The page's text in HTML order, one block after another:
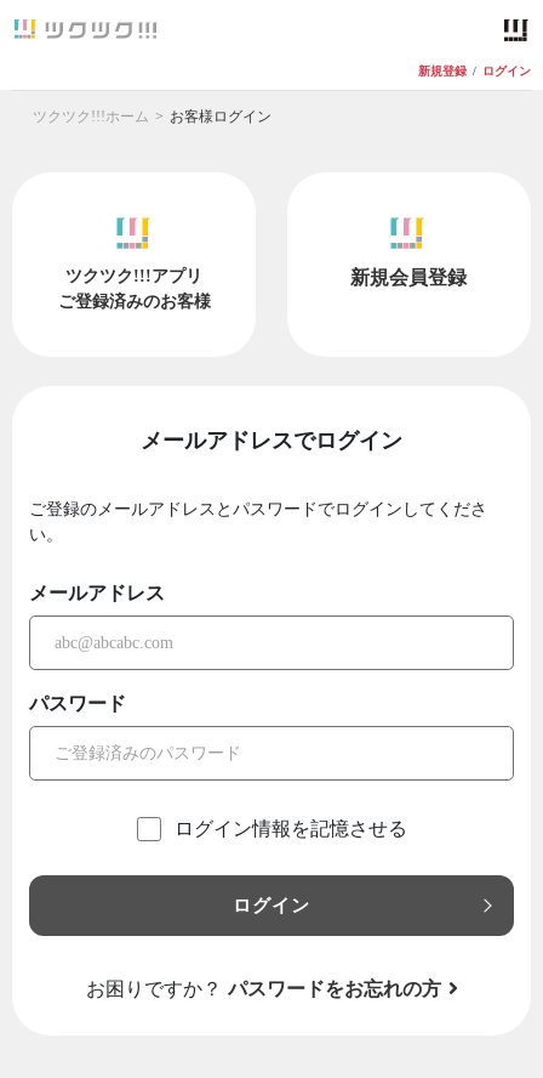
新規登録 / ログイン
ツクツク!!!ホーム お客様ログイン
ツクツク!!!アプリ
ご登録済みのお客様
新規会員登録
メールアドレスでログイン
ご登録のメールアドレスとパスワードでログインしてくださ
い。
メールアドレス
パスワード
ログイン情報を記憶させる
ログイン
お困りですか？ パスワードをお忘れの方